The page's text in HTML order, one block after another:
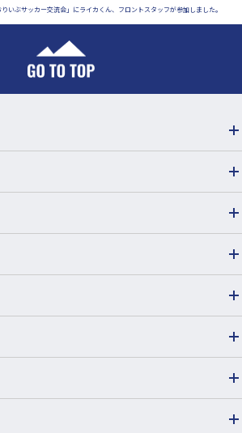
e
k
e
りいぶサッカー交流会」にライカくん、フロントスタッフが参加しました。